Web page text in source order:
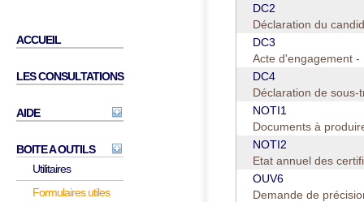
ACCUEIL
LES CONSULTATIONS
AIDE
BOITE A OUTILS
Utilitaires
Formulaires utiles
DC2
Déclaration du
DC3
Acte d'engagement -
DC4
Déclaration de
NOTI1
Documents à
NOTI2
Etat annuel des
OUV6
Demande de